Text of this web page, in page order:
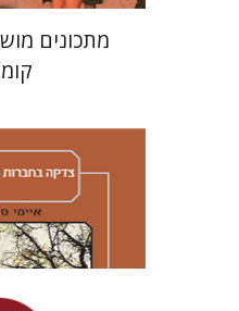
מתכונים
איימי סינגר
יצחק חן
אליאב-פלדון
רענן
דורון מגן